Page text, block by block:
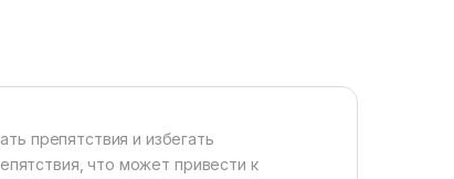
препятствия и избегать
что может привести к